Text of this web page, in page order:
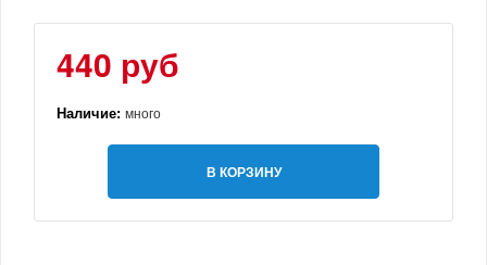
440 руб
Наличие: много
В КОРЗИНУ